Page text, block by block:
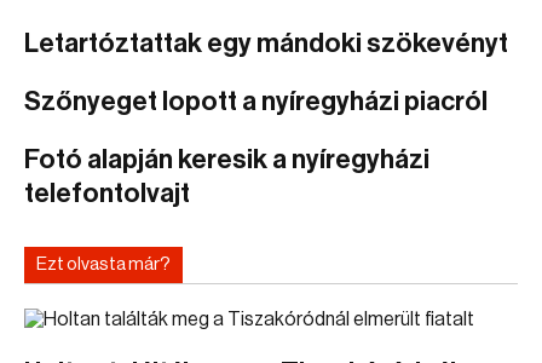
Letartóztattak egy mándoki szökevényt
Szőnyeget lopott a nyíregyházi piacról
Fotó alapján keresik a nyíregyházi
telefontolvajt
Ezt olvasta már?